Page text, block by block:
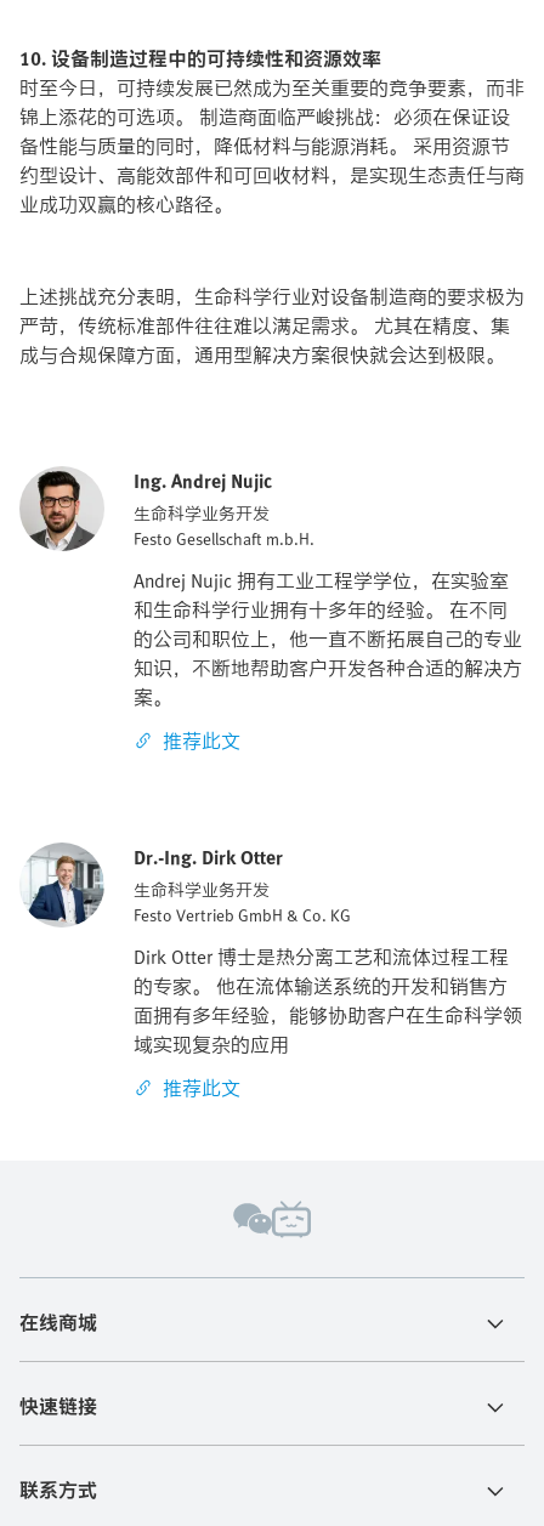
10. 设备制造过程中的可持续性和资源效率
时至今日，可持续发展已然成为至关重要的竞争要素，而非
锦上添花的可选项。 制造商面临严峻挑战：必须在保证设
备性能与质量的同时，降低材料与能源消耗。 采用资源节
约型设计、高能效部件和可回收材料，是实现生态责任与商
业成功双赢的核心路径。
上述挑战充分表明，生命科学行业对设备制造商的要求极为
严苛，传统标准部件往往难以满足需求。 尤其在精度、集
成与合规保障方面，通用型解决方案很快就会达到极限。
Ing. Andrej Nujic
生命科学业务开发
Festo Gesellschaft m.b.H.
Andrej Nujic 拥有工业工程学学位，在实验室
和生命科学行业拥有十多年的经验。 在不同
的公司和职位上，他一直不断拓展自己的专业
知识，不断地帮助客户开发各种合适的解决方
案。
推荐此文
Dr.-Ing. Dirk Otter
生命科学业务开发
Festo Vertrieb GmbH & Co. KG
Dirk Otter 博士是热分离工艺和流体过程工程
的专家。 他在流体输送系统的开发和销售方
面拥有多年经验，能够协助客户在生命科学领
域实现复杂的应用
推荐此文
在线商城
快速链接
联系方式